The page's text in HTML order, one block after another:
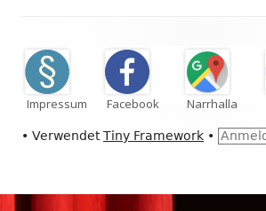
Inhalt
Impressum Facebook Narrhalla
• VerwendetTiny Framework •